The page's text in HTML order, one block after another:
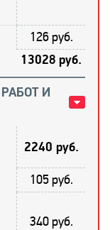
126 руб.
13028 руб.
И
2240 руб.
105 руб.
340 руб.